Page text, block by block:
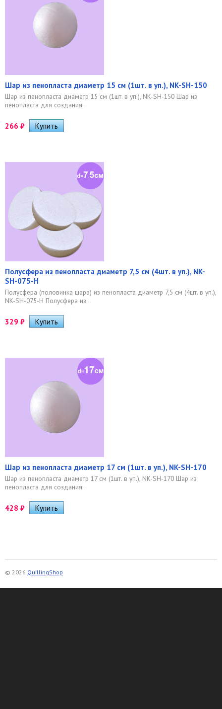
Шар из пенопласта диаметр 15 см (1шт. в уп.), NK-SH-150
Шар из пенопласта диаметр 15 см (1шт. в уп.), NK-SH-150 Шар из
пенопласта для создания...
266 ₽
Полусфера из пенопласта диаметр 7,5 см (4шт. в уп.), NK-
SH-075-H
Полусфера (половинка шара) из пенопласта диаметр 7,5 см (4шт. в уп.),
NK-SH-075-H Полусфера из...
329 ₽
Шар из пенопласта диаметр 17 см (1шт. в уп.), NK-SH-170
Шар из пенопласта диаметр 17 см (1шт. в уп.), NK-SH-170 Шар из
пенопласта для создания...
428 ₽
© 2026 QuillingShop